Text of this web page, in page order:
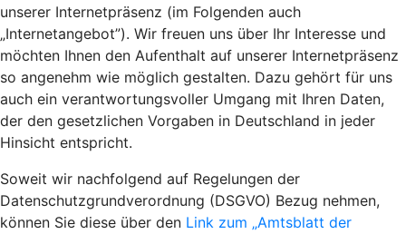
unserer Internetpräsenz (im Folgenden auch
„Internetangebot”). Wir freuen uns über Ihr Interesse und
möchten Ihnen den Aufenthalt auf unserer Internetpräsenz
so angenehm wie möglich gestalten. Dazu gehört für uns
auch ein verantwortungsvoller Umgang mit Ihren Daten,
der den gesetzlichen Vorgaben in Deutschland in jeder
Hinsicht entspricht.
Soweit wir nachfolgend auf Regelungen der
Datenschutzgrundverordnung (DSGVO) Bezug nehmen,
können Sie diese über den Link zum „Amtsblatt der